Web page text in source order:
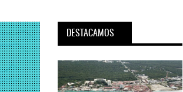
DESTACAMOS
MSC incorpora servicio PAMEX en
...
12 JUL 2026